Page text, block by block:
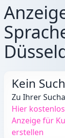
Kein
Zu Ihrer
Hier
Anzeige für
erstellen